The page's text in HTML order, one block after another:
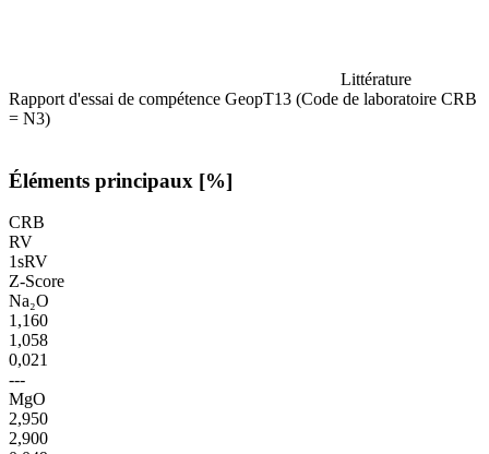
Littérature
Rapport d'essai de compétence GeopT13 (Code de laboratoire CRB
= N3)
Éléments principaux [%]
CRB
RV
1sRV
Z-Score
Na₂O
1,160
1,058
0,021
---
MgO
2,950
2,900